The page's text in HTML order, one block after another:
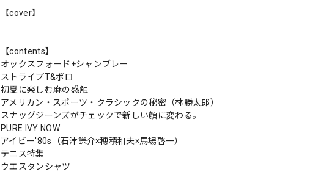
【cover】
【contents】
オックスフォード+シャンブレー
ストライプT&ポロ
初夏に楽しむ麻の感触
アメリカン・スポーツ・クラシックの秘密（林勝太郎）
スナッグジーンズがチェックで新しい顔に変わる。
PURE IVY NOW
アイビー'80s（石津謙介×穂積和夫×馬場啓一）
テニス特集
ウエスタンシャツ